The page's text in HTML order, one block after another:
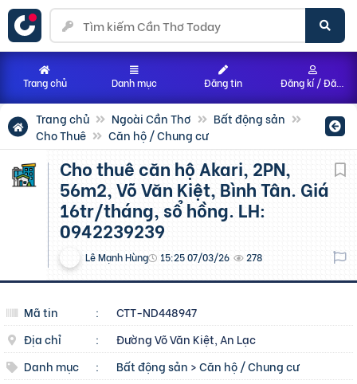
Trang chủ Ngoài Cần Thơ
Bất động sản
Cho Thuê
Căn hộ / Chung cư
Cho thuê căn hộ Akari, 2PN,
56m2, Võ Văn Kiệt, Bình Tân. Giá
16tr/tháng, sổ hồng. LH:
0942239239
Lê Mạnh Hùng 15:25 07/03/26 278
Mã tin :
CTT-ND448947
Địa chỉ
:
Đường Võ Văn Kiệt, An Lạc
Danh mục
: Bất động sản >Căn hộ / Chung cư
Trang chủ Danh mục Đăng tin